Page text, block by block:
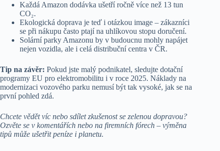
Každá Amazon dodávka ušetří ročně více než 13 tun
CO₂.
Ekologická doprava je teď i otázkou image – zákazníci
se při nákupu často ptají na uhlíkovou stopu doručení.
Solární parky Amazonu by v budoucnu mohly napájet
nejen vozidla, ale i celá distribuční centra v ČR.
Tip na závěr: Pokud jste malý podnikatel, sledujte dotační
programy EU pro elektromobilitu i v roce 2025. Náklady na
modernizaci vozového parku nemusí být tak vysoké, jak se na
první pohled zdá.
Chcete vědět víc nebo sdílet zkušenost se zelenou dopravou?
Ozvěte se v komentářích nebo na firemních fórech – výměna
tipů může ušetřit peníze i planetu.